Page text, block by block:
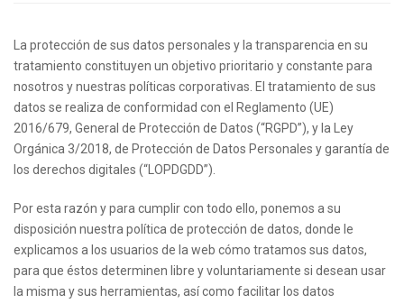
La protección de sus datos personales y la transparencia en su
tratamiento constituyen un objetivo prioritario y constante para
nosotros y nuestras políticas corporativas. El tratamiento de sus
datos se realiza de conformidad con el Reglamento (UE)
2016/679, General de Protección de Datos (“RGPD”), y la Ley
Orgánica 3/2018, de Protección de Datos Personales y garantía de
los derechos digitales (“LOPDGDD”).
Por esta razón y para cumplir con todo ello, ponemos a su
disposición nuestra política de protección de datos, donde le
explicamos a los usuarios de la web cómo tratamos sus datos,
para que éstos determinen libre y voluntariamente si desean usar
la misma y sus herramientas, así como facilitar los datos